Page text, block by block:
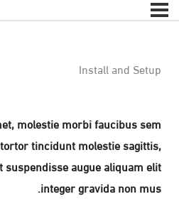
Install and Setup
molestie morbi faucibus sem
tincidunt molestie sagittis,
augue aliquam elit
integer gravida non mus.